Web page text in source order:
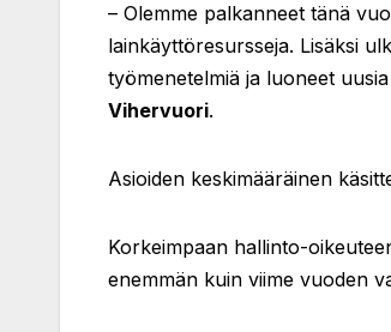
– Olemme palkanneet tänä
lainkäyttöresursseja. Lisäksi
työmenetelmiä ja luoneet
Vihervuori.
Asioiden keskimääräinen
Korkeimpaan hallinto-
enemmän kuin viime vuoden